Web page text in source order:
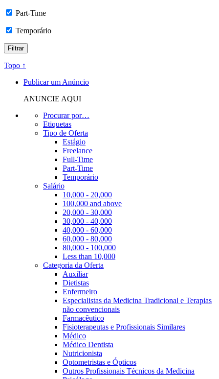
Part-Time
Temporário
Topo ↑
Publicar um Anúncio
ANUNCIE AQUI
Procurar por…
Etiquetas
Tipo de Oferta
Estágio
Freelance
Full-Time
Part-Time
Temporário
Salário
10,000 - 20,000
100,000 and above
20,000 - 30,000
30,000 - 40,000
40,000 - 60,000
60,000 - 80,000
80,000 - 100,000
Less than 10,000
Categoria da Oferta
Auxiliar
Dietistas
Enfermeiro
Especialistas da Medicina Tradicional e Terapias
não convencionais
Farmacêutico
Fisioterapeutas e Profissionais Similares
Médico
Médico Dentista
Nutricionista
Optometristas e Ópticos
Outros Profissionais Técnicos da Medicina